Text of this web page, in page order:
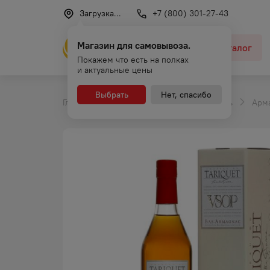
Загрузка... +7 (800) 301-27-43
Каталог
Магазин для самовывоза.
Покажем что есть на полках
и актуальные цены
Выбрать Нет, спасибо
Главная Каталог Крепкий алкоголь